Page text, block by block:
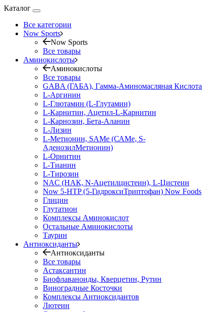
Каталог
Все категории
Now Sports
Now Sports
Все товары
Аминокислоты
Аминокислоты
Все товары
GABA (ГАБА), Гамма-Аминомасляная Кислота
L-Аргинин
L-Глютамин (L-Глутамин)
L-Карнитин, Ацетил-L-Карнитин
L-Карнозин, Бета-Аланин
L-Лизин
L-Метионин, SAMe (САМе, S-
АденозилМетионин)
L-Орнитин
L-Тианин
L-Тирозин
NAC (НАК, N-Ацетилцистеин), L-Цистеин
Now 5-HTP (5-ГидроксиТриптофан) Now Foods
Глицин
Глутатион
Комплексы Аминокислот
Остальные Аминокислоты
Таурин
Антиоксиданты
Антиоксиданты
Все товары
Астаксантин
Биофлаваноиды, Кверцетин, Рутин
Виноградные Косточки
Комплексы Антиоксидантов
Лютеин